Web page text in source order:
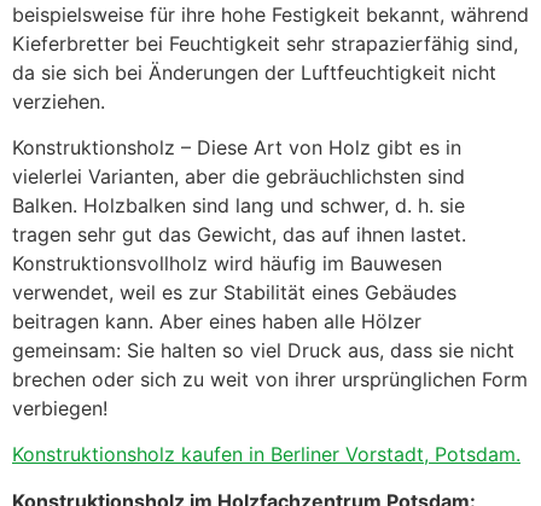
beispielsweise für ihre hohe Festigkeit bekannt, während
Kieferbretter bei Feuchtigkeit sehr strapazierfähig sind,
da sie sich bei Änderungen der Luftfeuchtigkeit nicht
verziehen.
Konstruktionsholz – Diese Art von Holz gibt es in
vielerlei Varianten, aber die gebräuchlichsten sind
Balken. Holzbalken sind lang und schwer, d. h. sie
tragen sehr gut das Gewicht, das auf ihnen lastet.
Konstruktionsvollholz wird häufig im Bauwesen
verwendet, weil es zur Stabilität eines Gebäudes
beitragen kann. Aber eines haben alle Hölzer
gemeinsam: Sie halten so viel Druck aus, dass sie nicht
brechen oder sich zu weit von ihrer ursprünglichen Form
verbiegen!
Konstruktionsholz kaufen in Berliner Vorstadt, Potsdam.
Konstruktionsholz im Holzfachzentrum Potsdam: